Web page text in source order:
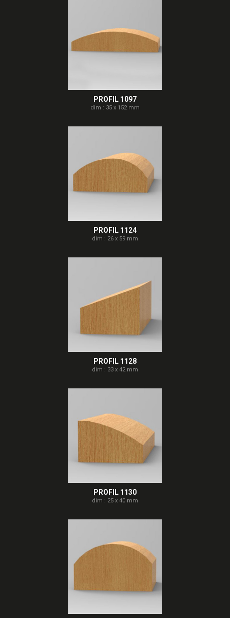
PROFIL 1097
dim : 35 x 152 mm
PROFIL 1124
dim : 26 x 59 mm
PROFIL 1128
dim : 33 x 42 mm
PROFIL 1130
dim : 25 x 40 mm